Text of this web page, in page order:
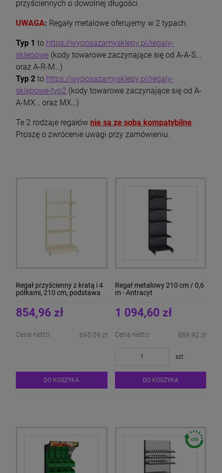
przyściennych o dowolnej długości.
UWAGA: Regały metalowe oferujemy w 2 typach.
Typ 1 to https://wyposazamysklepy.pl/regaly-
sklepowe (kody towarowe zaczynające się od A-A-S...
oraz A-R-M…)
Typ 2 to https://wyposazamysklepy.pl/regaly-
sklepowe-typ2 (kody towarowe zaczynające się od A-
A-MX… oraz MX…)
Te 2 rodzaje regałów nie są ze sobą kompatybilne.
Proszę o zwrócenie uwagi przy zamówieniu.
Regał przyścienny z kratą i 4
półkami, 210 cm, podstawa
854,96 zł
Cena netto: 695,09 zł
DO KOSZYKA
Regał metalowy 210 cm / 0,6
m - Antracyt
1 094,60 zł
Cena netto: 889,92 zł
szt.
DO KOSZYKA